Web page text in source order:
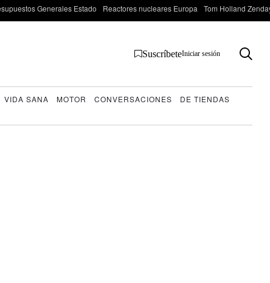
Generales Estado Reactores nucleares Europa Tom Holland
SuscríbeteIniciar sesión
VIDA SANA MOTOR CONVERSACIONES
DE TIENDAS